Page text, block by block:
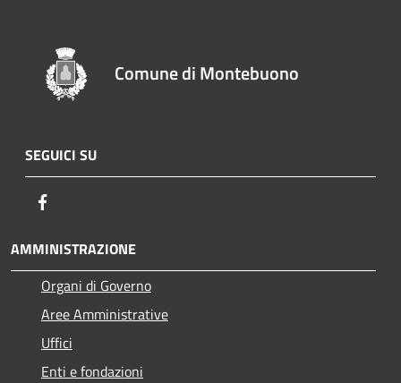
Comune di Montebuono
SEGUICI SU
AMMINISTRAZIONE
Organi di Governo
Aree Amministrative
Uffici
Enti e fondazioni